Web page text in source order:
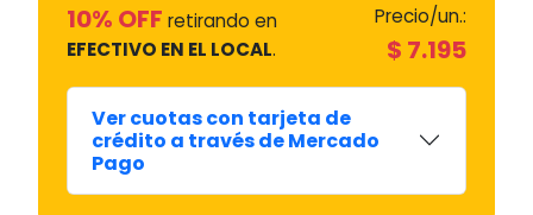
10% OFF retirando en
EFECTIVO EN EL LOCAL.
Precio/un.:
$ 7.195
Ver cuotas con tarjeta de
crédito a través de Mercado
Pago